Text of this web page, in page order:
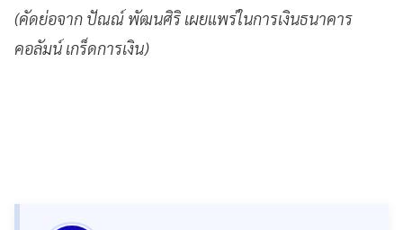
(คัดย่อจาก ปัณณ์ พัฒนศิริ เผยแพร่ในการเงินธนาคาร
คอลัมน์ เกร็ดการเงิน)